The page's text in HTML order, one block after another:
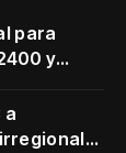
para
y
a